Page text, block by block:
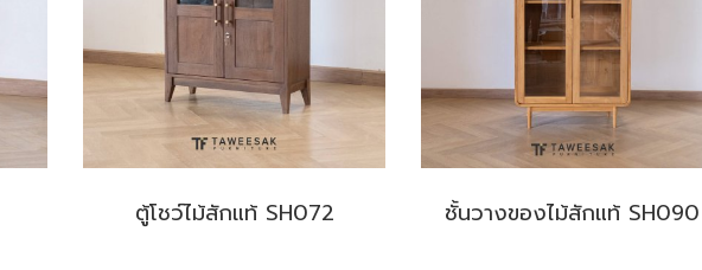
ตู้โชว์ไม้สักแท้ SH072 ชั้นวางของไม้สักแท้ SH090